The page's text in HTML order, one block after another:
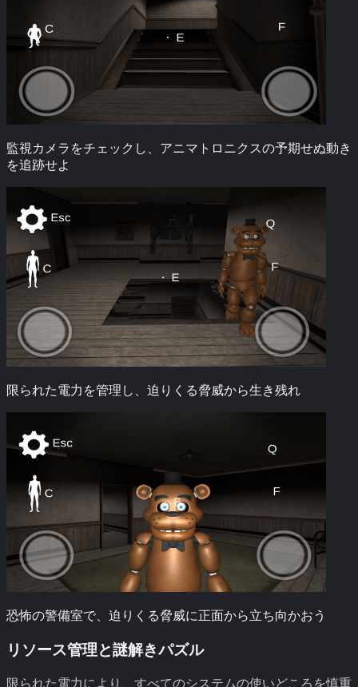
監視カメラをチェックし、アニマトロニクスの予期せぬ動き
を追跡せよ
限られた電力を管理し、迫りくる脅威から生き残れ
恐怖の警備室で、迫りくる脅威に正面から立ち向かおう
リソース管理と謎解きパズル
限られた電力により、すべてのシステムの使いどころを慎重